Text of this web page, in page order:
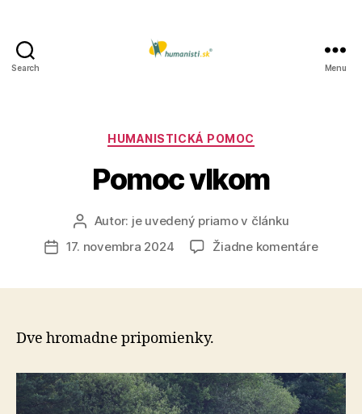
Search Menu
Kategórie
HUMANISTICKÁ POMOC
Pomoc vlkom
AutorAutor: je uvedený priamo v článku
Dátum
17. novembra 2024 Žiadne komentárena
Dve hromadne pripomienky.